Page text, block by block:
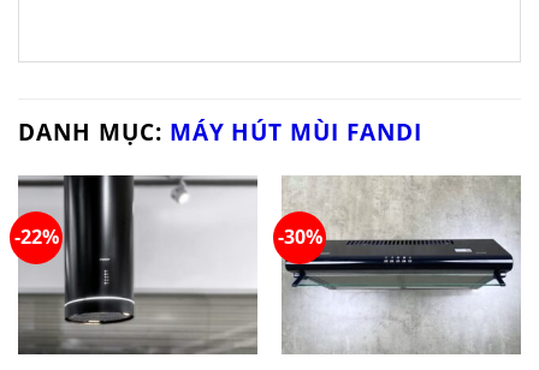
DANH MỤC: MÁY HÚT MÙI FANDI
-22% -30%